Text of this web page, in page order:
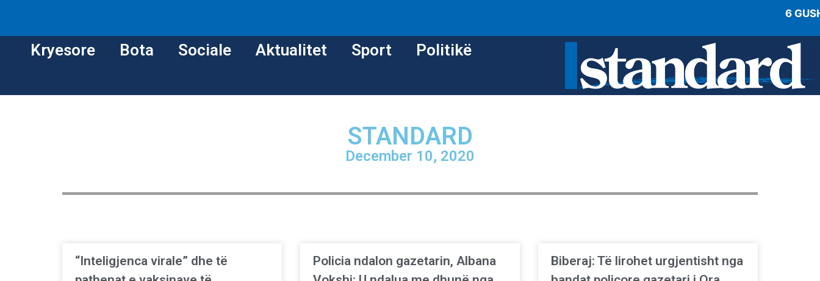
6
Kryesore Bota Sociale Aktualitet Sport Politikë
STANDARD
December 10, 2020
“Inteligjenca virale” dhe të
Policia ndalon gazetarin, Albana
Biberaj: Të lirohet urgjentisht nga